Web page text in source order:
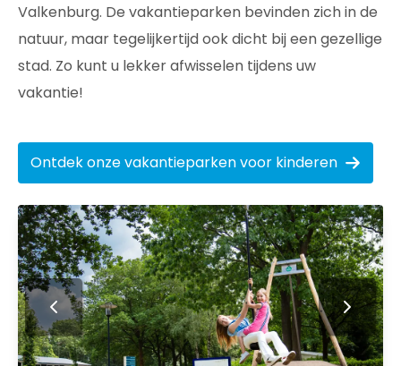
Valkenburg. De vakantieparken bevinden zich in de
natuur, maar tegelijkertijd ook dicht bij een gezellige
stad. Zo kunt u lekker afwisselen tijdens uw
vakantie!
Ontdek onze vakantieparken voor kinderen